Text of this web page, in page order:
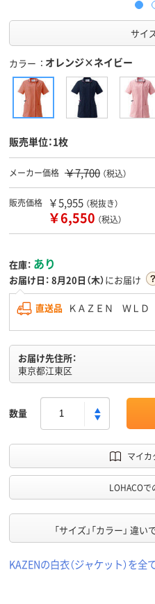
サイ
カラー オレンジ×ネイビー
販売単位：1枚
メーカー価格 ￥7,700 （税込）
販売価格 ￥5,955 （税抜き）
￥6,550 （税込）
在庫： あり
お届け日： 8月20日（木）にお届け
直送品 ＫＡＺＥＮ ＷＬ
お届け先住所：
東京都江東区
数量
マイカ
LOHACOで
「サイズ」「カラー」 違い
KAZENの白衣（ジャケット）を全